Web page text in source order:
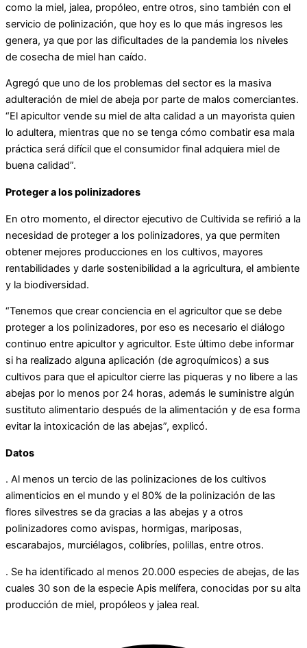
como la miel, jalea, propóleo, entre otros, sino también con el
servicio de polinización, que hoy es lo que más ingresos les
genera, ya que por las dificultades de la pandemia los niveles
de cosecha de miel han caído.
Agregó que uno de los problemas del sector es la masiva
adulteración de miel de abeja por parte de malos comerciantes.
“El apicultor vende su miel de alta calidad a un mayorista quien
lo adultera, mientras que no se tenga cómo combatir esa mala
práctica será difícil que el consumidor final adquiera miel de
buena calidad”.
Proteger a los polinizadores
En otro momento, el director ejecutivo de Cultivida se refirió a la
necesidad de proteger a los polinizadores, ya que permiten
obtener mejores producciones en los cultivos, mayores
rentabilidades y darle sostenibilidad a la agricultura, el ambiente
y la biodiversidad.
“Tenemos que crear conciencia en el agricultor que se debe
proteger a los polinizadores, por eso es necesario el diálogo
continuo entre apicultor y agricultor. Este último debe informar
si ha realizado alguna aplicación (de agroquímicos) a sus
cultivos para que el apicultor cierre las piqueras y no libere a las
abejas por lo menos por 24 horas, además le suministre algún
sustituto alimentario después de la alimentación y de esa forma
evitar la intoxicación de las abejas”, explicó.
Datos
. Al menos un tercio de las polinizaciones de los cultivos
alimenticios en el mundo y el 80% de la polinización de las
flores silvestres se da gracias a las abejas y a otros
polinizadores como avispas, hormigas, mariposas,
escarabajos, murciélagos, colibríes, polillas, entre otros.
. Se ha identificado al menos 20.000 especies de abejas, de las
cuales 30 son de la especie Apis melífera, conocidas por su alta
producción de miel, propóleos y jalea real.